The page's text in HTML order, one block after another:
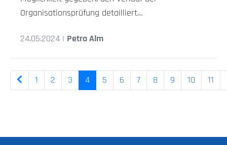
Organisationsprüfung detailliert…
24.05.2024 | Petra Alm
1 2 3 4 5 6 7 8 9 10 11